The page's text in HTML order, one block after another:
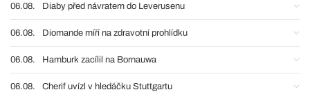
06.08. Diaby před návratem do Leverusenu
06.08. Diomande míří na zdravotní prohlídku
06.08. Hamburk zacílil na Bornauwa
06.08. Cherif uvízl v hledáčku Stuttgartu